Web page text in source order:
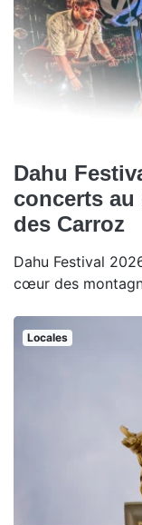
Dahu
concerts
des Carroz
Dahu Festival
cœur des
Locales